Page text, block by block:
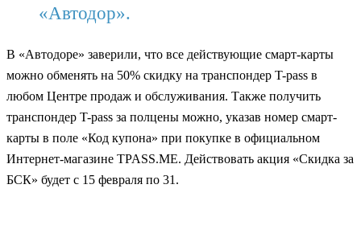
«Автодор».
В «Автодоре» заверили, что все действующие смарт-карты
можно обменять на 50% скидку на транспондер T-pass в
любом Центре продаж и обслуживания. Также получить
транспондер T-pass за полцены можно, указав номер смарт-
карты в поле «Код купона» при покупке в официальном
Интернет-магазине TPASS.ME. Действовать акция «Скидка за
БСК» будет с 15 февраля по 31.